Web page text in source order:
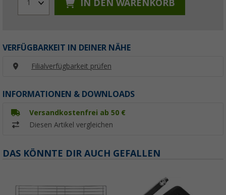
1 IN DEN WARENKORB
VERFÜGBARKEIT IN DEINER NÄHE
Filialverfügbarkeit prüfen
INFORMATIONEN & DOWNLOADS
Versandkostenfrei ab 50 €
Diesen Artikel vergleichen
DAS KÖNNTE DIR AUCH GEFALLEN